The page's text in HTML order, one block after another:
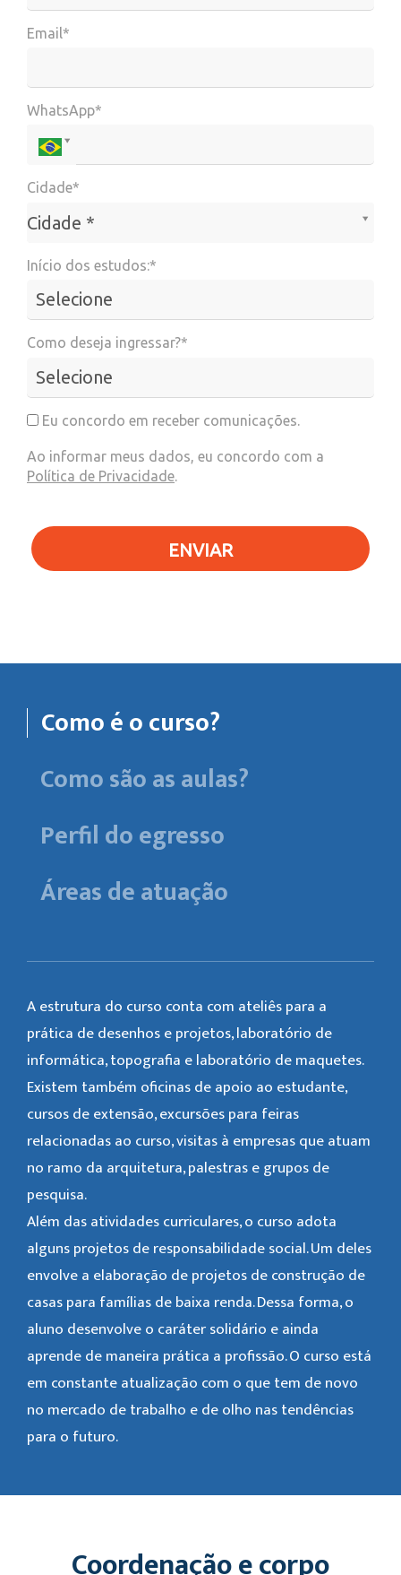
Email*
WhatsApp*
Cidade*
Cidade *
Cidade*
Início dos estudos:*
Como deseja ingressar?*
Eu concordo em receber comunicações.
Ao informar meus dados, eu concordo com a
Política de Privacidade.
ENVIAR
Como é o curso?
Como são as aulas?
Perfil do egresso
Áreas de atuação
A estrutura do curso conta com ateliês para a
prática de desenhos e projetos, laboratório de
informática, topografia e laboratório de maquetes.
Existem também oficinas de apoio ao estudante,
cursos de extensão, excursões para feiras
relacionadas ao curso, visitas à empresas que atuam
no ramo da arquitetura, palestras e grupos de
pesquisa.
Além das atividades curriculares, o curso adota
alguns projetos de responsabilidade social. Um deles
envolve a elaboração de projetos de construção de
casas para famílias de baixa renda. Dessa forma, o
aluno desenvolve o caráter solidário e ainda
aprende de maneira prática a profissão. O curso está
em constante atualização com o que tem de novo
no mercado de trabalho e de olho nas tendências
para o futuro.
Coordenação e corpo